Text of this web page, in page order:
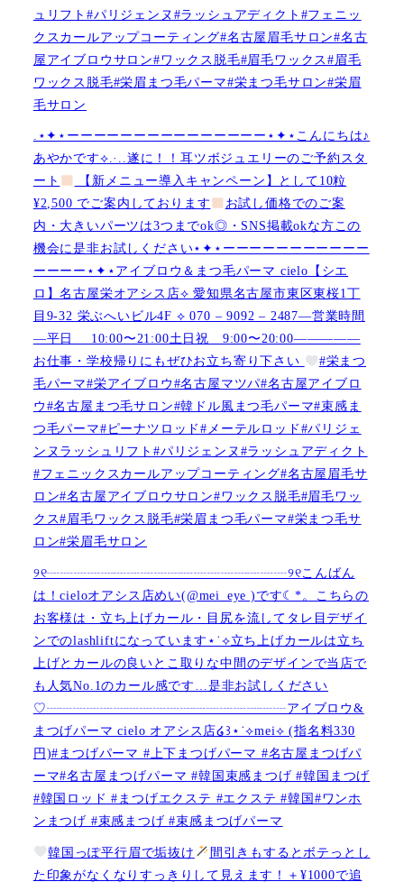
ュリフト#パリジェンヌ#ラッシュアディクト#フェニッ
クスカールアップコーティング#名古屋眉毛サロン#名古
屋アイブロウサロン#ワックス脱毛#眉毛ワックス#眉毛
ワックス脱毛#栄眉まつ毛パーマ#栄まつ毛サロン#栄眉
毛サロン
.⋆✦⋆ーーーーーーーーーーーーーーー⋆✦⋆こんにちは♪
あやかです︎⟡.·..遂に！！耳ツボジュエリーのご予約スタ
ート
【新メニュー導入キャンペーン】として10粒
¥2,500 でご案内しております
お試し価格でのご案
内・大きいパーツは3つまでok◎・SNS掲載okな方この
機会に是非お試しください⋆✦⋆ーーーーーーーーーーー
ーーーー⋆✦⋆アイブロウ＆まつ毛パーマ cielo【シエ
ロ】名古屋栄オアシス店︎︎⟡ 愛知県名古屋市東区東桜1丁
目9-32 栄ぶへいビル4F ︎︎⟡ 070 – 9092 – 2487—営業時間
—平日 10:00〜21:00土日祝 9:00〜20:00—————
お仕事・学校帰りにもぜひお立ち寄り下さい
#栄まつ
毛パーマ#栄アイブロウ#名古屋マツパ#名古屋アイブロ
ウ#名古屋まつ毛サロン#韓ドル風まつ毛パーマ#束感ま
つ毛パーマ#ピーナツロッド#メーテルロッド#パリジェ
ンヌラッシュリフト#パリジェンヌ#ラッシュアディクト
#フェニックスカールアップコーティング#名古屋眉毛サ
ロン#名古屋アイブロウサロン#ワックス脱毛#眉毛ワッ
クス#眉毛ワックス脱毛#栄眉まつ毛パーマ#栄まつ毛サ
ロン#栄眉毛サロン
୨୧┈┈┈┈┈┈┈┈┈┈┈┈┈┈┈┈┈┈୨୧こんばん
は！cieloオアシス店めい(@mei_eye )です︎︎☾*。こちらの
お客様は・立ち上げカール・目尻を流してタレ目デザイ
ンでのlashliftになっています⋆˙⟡立ち上げカールは立ち
上げとカールの良いとこ取りな中間のデザインで当店で
も人気No.1のカール感です…是非お試しください️
♡┈┈┈┈┈┈┈┈┈┈┈┈┈┈┈┈┈┈アイブロウ&
まつげパーマ cielo オアシス店໒꒱⋆˙⟡︎mei⟡ (指名料330
円)#まつげパーマ #上下まつげパーマ #名古屋まつげパ
ーマ#名古屋まつげパーマ #韓国束感まつげ #韓国まつげ
#韓国ロッド #まつげエクステ #エクステ #韓国#ワンホ
ンまつげ #束感まつげ #束感まつげパーマ
韓国っぽ平行眉で垢抜け
間引きもするとボテっとし
た印象がなくなりすっきりして見えます！＋¥1000で追